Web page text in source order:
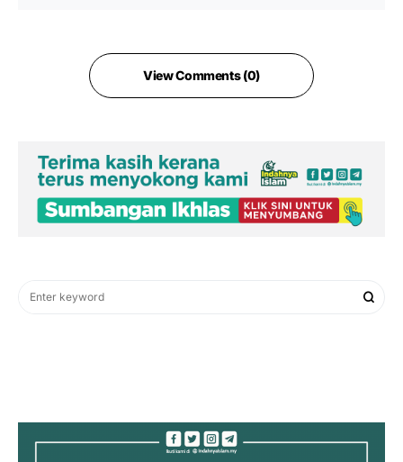
View Comments (0)